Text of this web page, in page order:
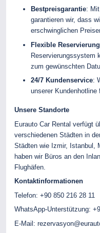
Bestpreisgarantie:
garantieren wir, dass
erschwinglichen
Flexible
Reservierungssystem
zum gewünschten
24/7 Kundenservice:
unserer Kundenhotline
Unsere Standorte
Eurauto Car Rental verfügt
verschiedenen Städten in
Städten wie Izmir, Istanbul,
haben wir Büros an den
Flughäfen.
Kontaktinformationen
Telefon: +90 850 216 28 11
WhatsApp-Unterstützung:
E-Mail: